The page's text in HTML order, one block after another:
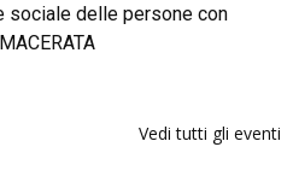
sociale delle persone con
Vedi tutti gli eventi